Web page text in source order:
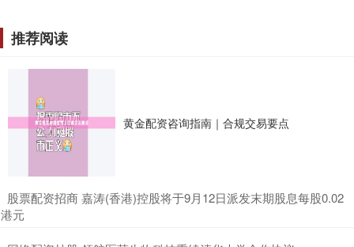
推荐阅读
黄金配资咨询指南｜合规交易要点
​股票配资招商 嘉涛(香港)控股将于9月12日派发末期股息每股0.02
港元